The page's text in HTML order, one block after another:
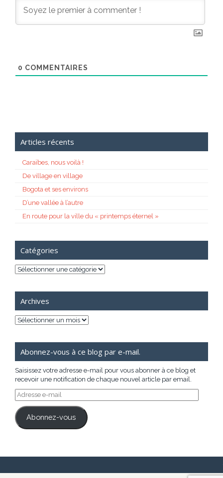
0 COMMENTAIRES
Articles récents
Caraïbes, nous voilà !
De village en village
Bogota et ses environs
D’une vallée à l’autre
En route pour la ville du « printemps éternel »
Catégories
Catégories
Archives
Archives
Abonnez-vous à ce blog par e-mail.
Saisissez votre adresse e-mail pour vous abonner à ce blog et
recevoir une notification de chaque nouvel article par email.
Adresse
e-
mail
Abonnez-vous